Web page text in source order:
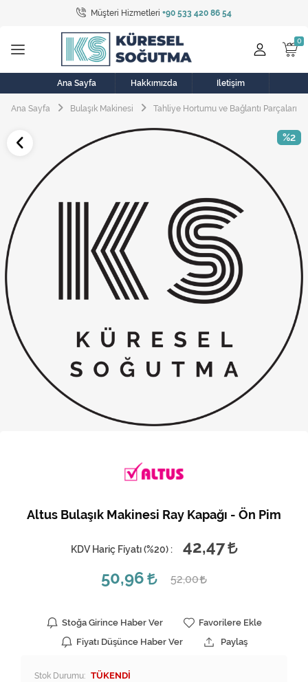
Müşteri Hizmetleri +90 533 420 86 54
Tüm Kategoriler
Bulaşık Makinesi
Buzdolabı
Çamaşır Kurutma Makinesi
Elektrikli Aksamlar
Elektrikli Süpürge
Fan
Fırın, Ocak ve Aspiratör
Klima
Kombi
Musluk
Şofben ve Termosifon
Ana Sayfa Hakkımızda İletişim
Ana Sayfa Bulaşık Makinesi Tahliye Hortumu ve Bağlantı Parçaları
%2
Altus Bulaşık Makinesi Ray Kapağı - Ön Pim
KDV Hariç Fiyatı (%20) :
42,47
50,96
52,00
Stoğa Girince Haber Ver
Favorilere Ekle
Fiyatı Düşünce Haber Ver
Paylaş
Stok Durumu: TÜKENDİ